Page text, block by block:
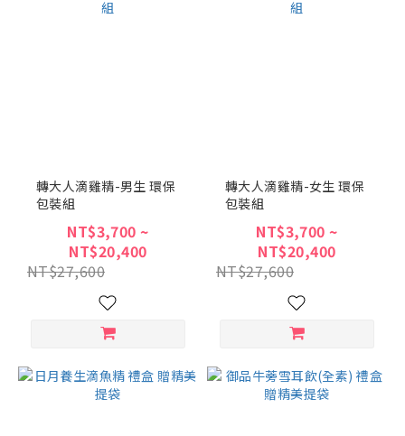
轉大人滴雞精-男生 環保
包裝組
NT$3,700 ~
NT$20,400
NT$27,600
轉大人滴雞精-女生 環保
包裝組
NT$3,700 ~
NT$20,400
NT$27,600